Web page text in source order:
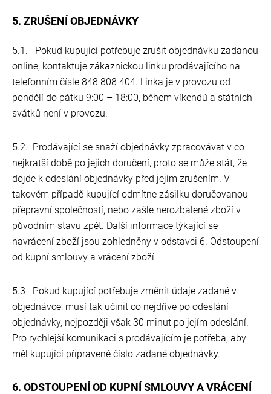
5. ZRUŠENÍ OBJEDNÁVKY
5.1. Pokud kupující potřebuje zrušit objednávku zadanou
online, kontaktuje zákaznickou linku prodávajícího na
telefonním čísle 848 808 404. Linka je v provozu od
pondělí do pátku 9:00 – 18:00, během víkendů a státních
svátků není v provozu.
5.2. Prodávající se snaží objednávky zpracovávat v co
nejkratší době po jejich doručení, proto se může stát, že
dojde k odeslání objednávky před jejím zrušením. V
takovém případě kupující odmítne zásilku doručovanou
přepravní společností, nebo zašle nerozbalené zboží v
původním stavu zpět. Další informace týkající se
navrácení zboží jsou zohledněny v odstavci 6. Odstoupení
od kupní smlouvy a vrácení zboží.
5.3 Pokud kupující potřebuje změnit údaje zadané v
objednávce, musí tak učinit co nejdříve po odeslání
objednávky, nejpozději však 30 minut po jejím odeslání.
Pro rychlejší komunikaci s prodávajícím je potřeba, aby
měl kupující připravené číslo zadané objednávky.
6. ODSTOUPENÍ OD KUPNÍ SMLOUVY A VRÁCENÍ